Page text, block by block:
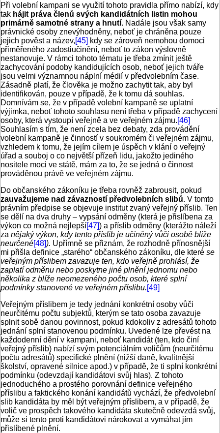
Při volební kampani se využití tohoto pravidla přímo nabízí, kdy
tak hájit práva členů svých kandidátních listin mohou
primárně samotné strany a hnutí. Nadále jsou však samy
právnické osoby znevýhodněny, neboť je chráněna pouze
jejich pověst a název,[45] kdy se zároveň nemohou domoci
přiměřeného zadostiučinění, neboť to zákon výslovně
nestanovuje. V rámci tohoto tématu je třeba zmínit ještě
zachycování podoby kandidujících osob, neboť jejich tváře
jsou velmi významnou náplní médií v předvolebním čase.
Zásadně platí, že člověka je možno zachytit tak, aby byl
identifikován, pouze v případě, že k tomu dá souhlas.
Domnívám se, že v případě volební kampaně se uplatní
výjimka, neboť tohoto souhlasu není třeba v případě zachycení
osoby, která vystoupí veřejně a ve veřejném zájmu.[46]
Souhlasím s tím, že není zcela bez debaty, zda provádění
volební kampaně je činností v soukromém či veřejném zájmu,
vzhledem k tomu, že jejím cílem je úspěch v klání o veřejný
úřad a souboj o co největší přízeň lidu, jakožto jediného
nositele moci ve státě, mám za to, že se jedná o činnost
prováděnou právě ve veřejném zájmu.
Do občanského zákoníku je třeba rovněž zabrousit, pokud
zauvažujeme nad závazností předvolebních slibů. V tomto
právním předpise se objevuje institut zvaný veřejný příslib. Ten
se dělí na dva druhy – vypsání odměny (která je přislíbena za
výkon co možná nejlepší[47]) a příslib odměny (kterážto náleží
za nějaký výkon, kdy tento příslib je učiněný vůči osobě blíže
neurčené[48]). Upřímně se přiznám, že rozhodně přínosnější
mi přišla definice „starého“ občanského zákoníku, dle které se
veřejným příslibem zavazuje ten, kdo veřejně prohlásí, že
zaplatí odměnu nebo poskytne jiné plnění jednomu nebo
několika z blíže neomezeného počtu osob, které splní
podmínky stanovené ve veřejném příslibu.[49]
Veřejným příslibem je tedy jednání konkrétní osoby vůči
neurčitému počtu subjektů, kterým se tato osoba zavazuje
splnit sobě danou povinnost, pokud kdokoliv z adresátů tohoto
jednání splní stanovenou podmínku. Uvedené lze převést na
každodenní dění v kampani, neboť kandidát (ten, kdo činí
veřejný příslib) nabízí svým potenciálním voličům (neurčitému
počtu adresátů) specifické plnění (nižší daně, kvalitnější
školství, opravené silnice apod.) v případě, že ti splní konkrétní
podmínku (odevzdají kandidátovi svůj hlas). Z tohoto
jednoduchého a prostého porovnání definice veřejného
příslibu a faktického konání kandidátů vychází, že předvolební
slib kandidáta by měl být veřejným příslibem, a v případě, že
volič ve prospěch takového kandidáta skutečně odevzdá svůj,
může si tento proti kandidátovi nárokovat a vymáhat jím
přislíbené plnění.